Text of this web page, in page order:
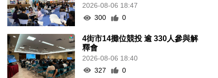
2026-08-06 18:47
300
0
4街市14攤位競投 逾 330人參與解
釋會
2026-08-06 18:40
327
0